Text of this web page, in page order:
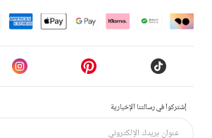
إشتركوا في رسالتنا الإخبارية